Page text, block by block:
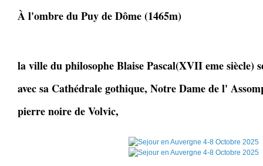
À l'ombre du Puy de Dôme (1465m)
la ville du philosophe Blaise Pascal(XVII eme siècle)
avec sa Cathédrale gothique, Notre Dame de l'
pierre noire de Volvic,